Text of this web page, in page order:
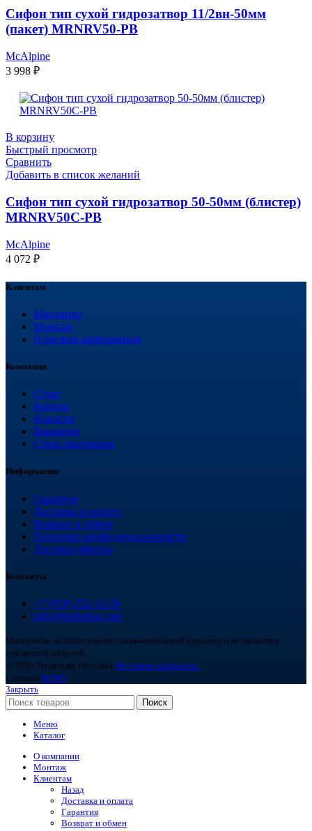
Сифон тип сухой гидрозатвор 11/2вн-50мм
(пакет) MRNRV50-РВ
McAlpine
3 998 ₽
В корзину
Быстрый просмотр
Сравнить
Добавить в список желаний
Сифон тип сухой гидрозатвор 50-50мм (блистер)
MRNRV50C-РВ
McAlpine
4 072 ₽
Клиентам
Магазины
Монтаж
Полезная информация
Компания
О нас
Бренды
Новости
Вакансии
Стать партнером
Информация
Гарантия
Доставка и оплата
Возврат и обмен
Политика конфиденциальности
Договор оферты
Контакты
+7 (918) 252-12-26
info@teploplas.com
Материалы на сайте имеют ознакомительный характер и не являются
публичной офертой.
© 2026 Теплоплас (Россия). Все права защищены.
Создано BOND
Закрыть
Поиск
Меню
Каталог
О компании
Монтаж
Клиентам
Назад
Доставка и оплата
Гарантия
Возврат и обмен